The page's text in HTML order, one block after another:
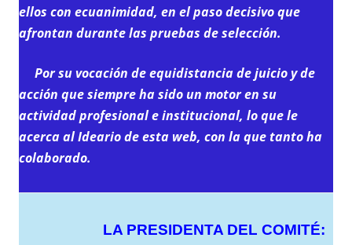
ellos con ecuanimidad, en el paso decisivo que
afrontan durante las pruebas de selección.
Por su vocación de equidistancia de juicio y de
acción que siempre ha sido un motor en su
actividad profesional e institucional, lo que le
acerca al Ideario de esta web, con la que tanto ha
colaborado.
LA PRESIDENTA DEL COMITÉ: